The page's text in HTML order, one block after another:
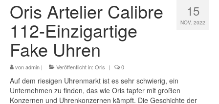
15
NOV. 2022
Oris Artelier Calibre
112-Einzigartige
Fake Uhren
vonadmin | Veröffentlicht in: Oris | 0
Auf dem riesigen Uhrenmarkt ist es sehr schwierig, ein
Unternehmen zu finden, das wie Oris tapfer mit großen
Konzernen und Uhrenkonzernen kämpft. Die Geschichte der